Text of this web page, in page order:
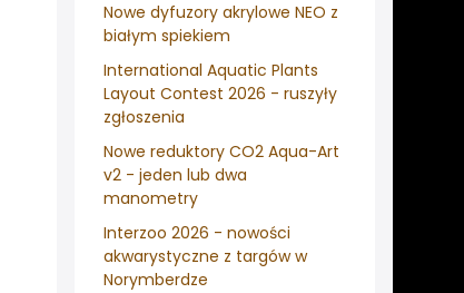
Nowe dyfuzory akrylowe NEO z
białym spiekiem
International Aquatic Plants
Layout Contest 2026 - ruszyły
zgłoszenia
Nowe reduktory CO2 Aqua-Art
v2 - jeden lub dwa
manometry
Interzoo 2026 - nowości
akwarystyczne z targów w
Norymberdze